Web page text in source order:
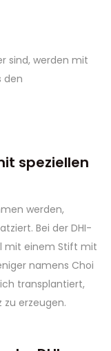
sind, werden mit
den
speziellen
werden,
Bei der DHI-
mit einem Stift mit
namens Choi
transplantiert,
zu erzeugen.